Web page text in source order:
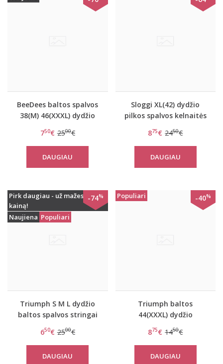
BeeDees baltos spalvos
38(M) 46(XXXL) dydžio
Hipster
750€ 2500€
DAUGIAU
Sloggi XL(42) dydžio
pilkos spalvos kelnaitės
Shorty C2P
875€ 2450€
DAUGIAU
Pirk daugiau - už mažesnę
kainą!
Naujiena Populiari
-74%
Triumph S M L dydžio
baltos spalvos stringai
650€ 2500€
DAUGIAU
Populiari -40%
Triumph baltos
44(XXXL) dydžio
SLS3147-0 Midi
875€ 1450€
DAUGIAU